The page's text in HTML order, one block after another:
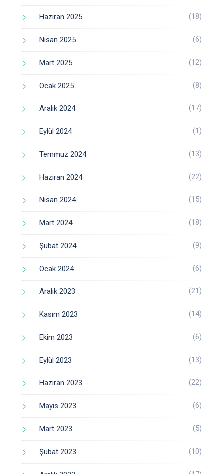
Haziran 2025 (18)
Nisan 2025 (6)
Mart 2025 (12)
Ocak 2025 (8)
Aralık 2024 (17)
Eylül 2024 (1)
Temmuz 2024 (13)
Haziran 2024 (22)
Nisan 2024 (15)
Mart 2024 (18)
Şubat 2024 (9)
Ocak 2024 (6)
Aralık 2023 (21)
Kasım 2023 (14)
Ekim 2023 (6)
Eylül 2023 (13)
Haziran 2023 (22)
Mayıs 2023 (6)
Mart 2023 (5)
Şubat 2023 (10)